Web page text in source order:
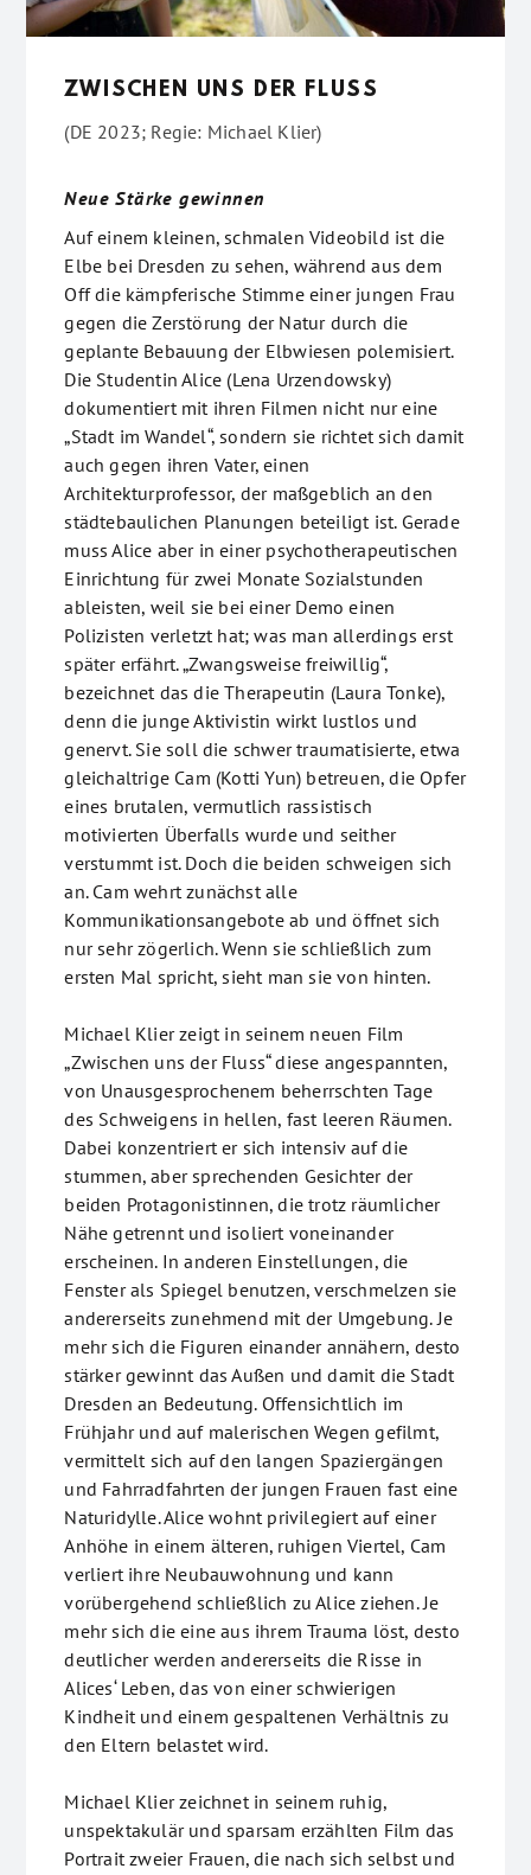
ZWISCHEN UNS DER FLUSS
(DE 2023; Regie: Michael Klier)
Neue Stärke gewinnen
Auf einem kleinen, schmalen Videobild ist die
Elbe bei Dresden zu sehen, während aus dem
Off die kämpferische Stimme einer jungen Frau
gegen die Zerstörung der Natur durch die
geplante Bebauung der Elbwiesen polemisiert.
Die Studentin Alice (Lena Urzendowsky)
dokumentiert mit ihren Filmen nicht nur eine
„Stadt im Wandel“, sondern sie richtet sich damit
auch gegen ihren Vater, einen
Architekturprofessor, der maßgeblich an den
städtebaulichen Planungen beteiligt ist. Gerade
muss Alice aber in einer psychotherapeutischen
Einrichtung für zwei Monate Sozialstunden
ableisten, weil sie bei einer Demo einen
Polizisten verletzt hat; was man allerdings erst
später erfährt. „Zwangsweise freiwillig“,
bezeichnet das die Therapeutin (Laura Tonke),
denn die junge Aktivistin wirkt lustlos und
genervt. Sie soll die schwer traumatisierte, etwa
gleichaltrige Cam (Kotti Yun) betreuen, die Opfer
eines brutalen, vermutlich rassistisch
motivierten Überfalls wurde und seither
verstummt ist. Doch die beiden schweigen sich
an. Cam wehrt zunächst alle
Kommunikationsangebote ab und öffnet sich
nur sehr zögerlich. Wenn sie schließlich zum
ersten Mal spricht, sieht man sie von hinten.
Michael Klier zeigt in seinem neuen Film
„Zwischen uns der Fluss“ diese angespannten,
von Unausgesprochenem beherrschten Tage
des Schweigens in hellen, fast leeren Räumen.
Dabei konzentriert er sich intensiv auf die
stummen, aber sprechenden Gesichter der
beiden Protagonistinnen, die trotz räumlicher
Nähe getrennt und isoliert voneinander
erscheinen. In anderen Einstellungen, die
Fenster als Spiegel benutzen, verschmelzen sie
andererseits zunehmend mit der Umgebung. Je
mehr sich die Figuren einander annähern, desto
stärker gewinnt das Außen und damit die Stadt
Dresden an Bedeutung. Offensichtlich im
Frühjahr und auf malerischen Wegen gefilmt,
vermittelt sich auf den langen Spaziergängen
und Fahrradfahrten der jungen Frauen fast eine
Naturidylle. Alice wohnt privilegiert auf einer
Anhöhe in einem älteren, ruhigen Viertel, Cam
verliert ihre Neubauwohnung und kann
vorübergehend schließlich zu Alice ziehen. Je
mehr sich die eine aus ihrem Trauma löst, desto
deutlicher werden andererseits die Risse in
Alices‘ Leben, das von einer schwierigen
Kindheit und einem gespaltenen Verhältnis zu
den Eltern belastet wird.
Michael Klier zeichnet in seinem ruhig,
unspektakulär und sparsam erzählten Film das
Portrait zweier Frauen, die nach sich selbst und